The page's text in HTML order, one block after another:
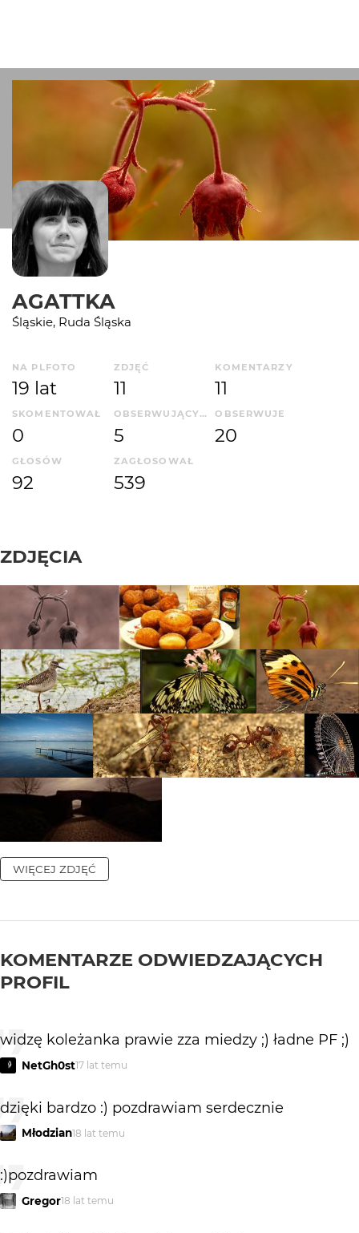
AGATTKA
Śląskie, Ruda Śląska
NA PLFOTO
19 lat
ZDJĘĆ
11
KOMENTARZY
11
SKOMENTOWAŁ
0
OBSERWUJĄCYCH
5
OBSERWUJE
20
GŁOSÓW
92
ZAGŁOSOWAŁ
539
ZDJĘCIA
WIĘCEJ ZDJĘĆ
KOMENTARZE ODWIEDZAJĄCYCH
PROFIL
widzę koleżanka prawie zza miedzy ;) ładne PF ;)
NetGh0st17 lat temu
dzięki bardzo :) pozdrawiam serdecznie
Młodzian18 lat temu
:)pozdrawiam
Gregor18 lat temu